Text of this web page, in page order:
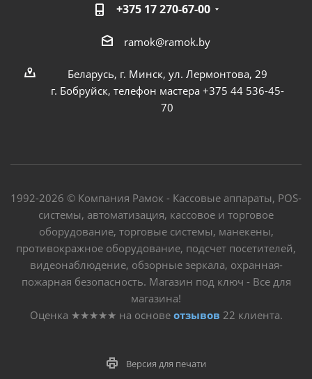
+375 17 270-67-00
ramok@ramok.by
Беларусь, г. Минск, ул. Лермонтова, 29
г. Бобруйск, телефон мастера +375 44 536-45-
70
1992-2026 © Компания Рамок - Кассовые аппараты, POS-
системы, автоматизация, кассовое и торговое
оборудование, торговые системы, манекены,
противокражное оборудование, подсчет посетителей,
видеонаблюдение, обзорные зеркала, охранная-
пожарная безопасность. Магазин под ключ - Все для
магазина!
Оценка ★★★★★ на основе отзывов 22 клиента.
Версия для печати